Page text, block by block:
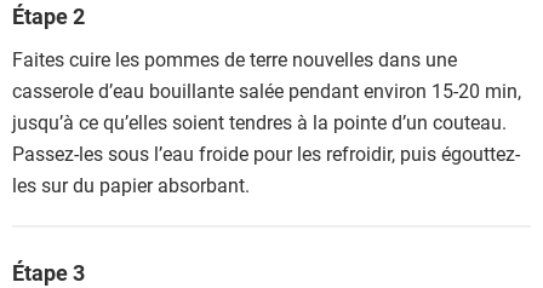
Étape 2
Faites cuire les pommes de terre nouvelles dans une
casserole d’eau bouillante salée pendant environ 15-20 min,
jusqu’à ce qu’elles soient tendres à la pointe d’un couteau.
Passez-les sous l’eau froide pour les refroidir, puis égouttez-
les sur du papier absorbant.
Étape 3